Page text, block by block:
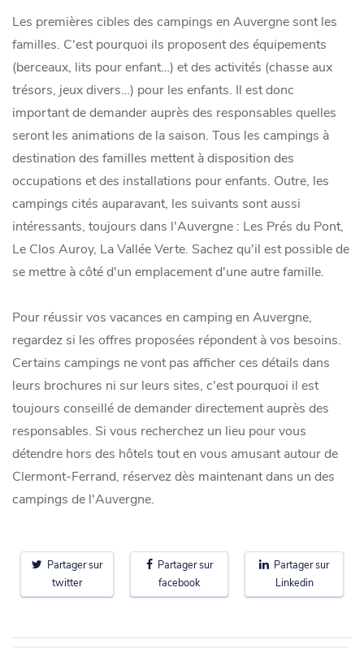
Les premières cibles des campings en Auvergne sont les
familles. C'est pourquoi ils proposent des équipements
(berceaux, lits pour enfant…) et des activités (chasse aux
trésors, jeux divers…) pour les enfants. Il est donc
important de demander auprès des responsables quelles
seront les animations de la saison. Tous les campings à
destination des familles mettent à disposition des
occupations et des installations pour enfants. Outre, les
campings cités auparavant, les suivants sont aussi
intéressants, toujours dans l'Auvergne : Les Prés du Pont,
Le Clos Auroy, La Vallée Verte. Sachez qu'il est possible de
se mettre à côté d'un emplacement d'une autre famille.
Pour réussir vos vacances en camping en Auvergne,
regardez si les offres proposées répondent à vos besoins.
Certains campings ne vont pas afficher ces détails dans
leurs brochures ni sur leurs sites, c'est pourquoi il est
toujours conseillé de demander directement auprès des
responsables. Si vous recherchez un lieu pour vous
détendre hors des hôtels tout en vous amusant autour de
Clermont-Ferrand, réservez dès maintenant dans un des
campings de l'Auvergne.
Partager sur
twitter
Partager sur
facebook
Partager sur
Linkedin